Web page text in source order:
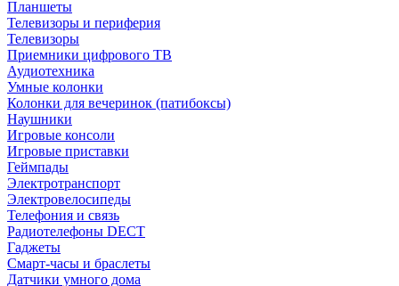
Планшеты
Телевизоры и периферия
Телевизоры
Приемники цифрового ТВ
Аудиотехника
Умные колонки
Колонки для вечеринок (патибоксы)
Наушники
Игровые консоли
Игровые приставки
Геймпады
Электротранспорт
Электровелосипеды
Телефония и связь
Радиотелефоны DECT
Гаджеты
Смарт-часы и браслеты
Датчики умного дома